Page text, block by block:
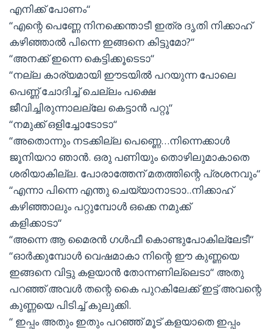
എനിക്ക് പോണം“
“എന്റെ പെണ്ണേ നിനക്കെന്താടീ ഇത്ര ദൃതി നിക്കാഹ്
കഴിഞ്ഞാൽ പിന്നെ ഇങ്ങനെ കിട്ടുമോ?“
“അനക്ക് ഇന്നെ കെട്ടിക്കൂടെടാ“
“നല്ല കാര്യമായി ഈടയിൽ പറയുന്ന പോലെ
പെണ്ണ് ചോദിച്ച് ചെല്ലം പക്ഷെ
ജീവിച്ചിരുന്നാലല്ലേ കെട്ടാൻ പറ്റൂ“
“നമുക്ക് ഒളിച്ചോടോടാ“
“അതൊന്നും നടക്കില്ല പെണ്ണെ…നിന്നെക്കാൾ
ജൂനിയറാ ഞാൻ. ഒരു പണിയും തൊഴിലുമാകാതെ
ശരിയാകില്ല. പോരാത്തേന് മതത്തിന്റെ പ്രശനവും“
“എന്നാ പിന്നെ എന്തു ചെയ്യാനാടാ‍ാ..നിക്കാഹ്
കഴിഞ്ഞാലും പറ്റുമ്പോൾ ഒക്കെ നമുക്ക്
കളിക്കാടാ“
“അന്നെ ആ മൈരൻ ഗൾഫീ കൊണ്ടുപോകില്ലേടീ“
“ഓർക്കുമ്പോൾ വെഷമാകാ നിന്റെ ഈ കുണ്ണയെ
ഇങ്ങനെ വിട്ടു കളയാൻ തോന്നണില്ലെടാ“ അതു
പറഞ്ഞ് അവൾ തന്റെ കൈ പുറകിലേക്ക് ഇട്ട് അവന്റെ
കുണ്ണയെ പിടിച്ച് കുലുക്കി.
“ ഇപ്പം അതും ഇതും പറഞ്ഞ് മൂട് കളയാതെ ഇപ്പം